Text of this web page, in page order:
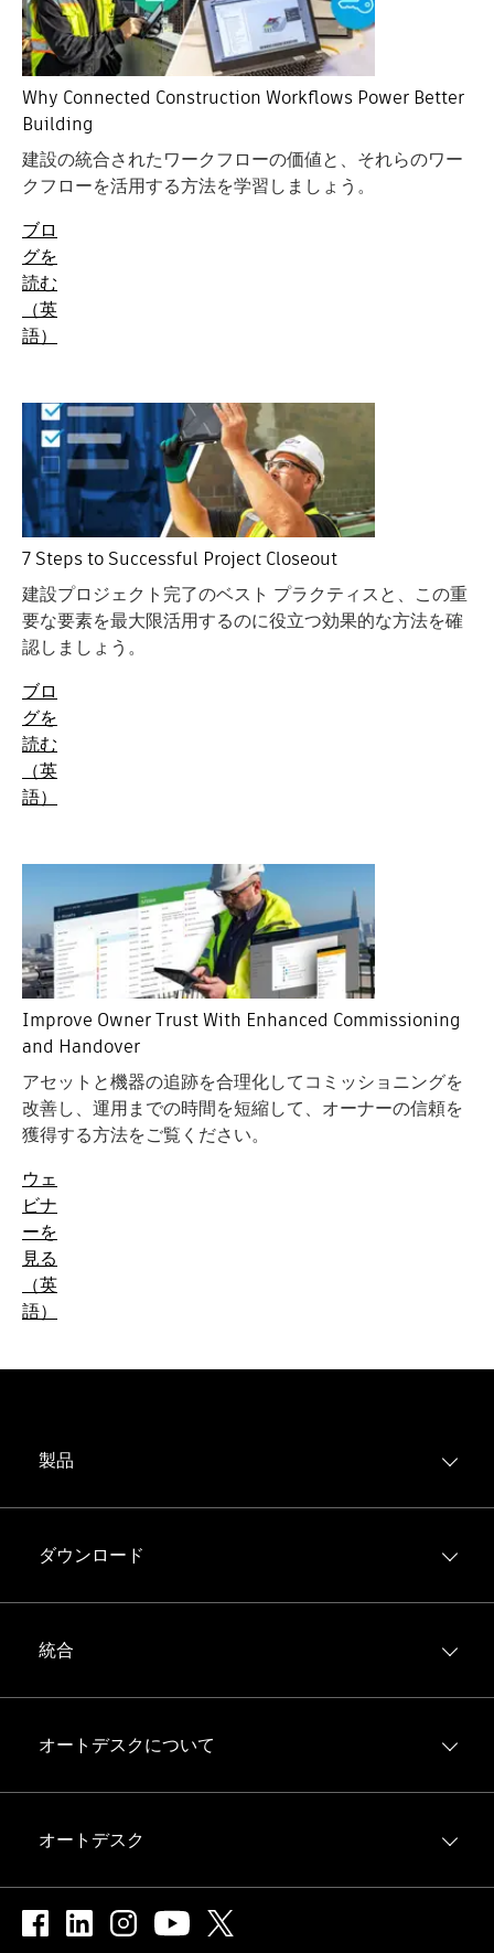
Why Connected Construction Workflows Power Better
Building
建設の統合されたワークフローの価値と、それらのワー
クフローを活用する方法を学習しましょう。
ブロ
グを
読む
（英
語）
7 Steps to Successful Project Closeout
建設プロジェクト完了のベスト プラクティスと、この重
要な要素を最大限活用するのに役立つ効果的な方法を確
認しましょう。
ブロ
グを
読む
（英
語）
Improve Owner Trust With Enhanced Commissioning
and Handover
アセットと機器の追跡を合理化してコミッショニングを
改善し、運用までの時間を短縮して、オーナーの信頼を
獲得する方法をご覧ください。
ウェ
ビナ
ーを
見る
（英
語）
製品
Forma Build
Forma Data Management
Forma Takeoff
ダウンロード
iOS
Android
統合
統合エコシステム
Forma Construction Connect
オートデスクについて
Big Room
デジタル ビルダ ブログ
オートデスク
オートデスクについて
求人案内